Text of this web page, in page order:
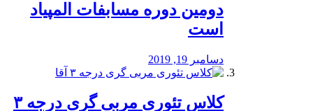
دومین دوره مسابفات المپیاد
است
دسامبر 19, 2019
کلاس تئوری مربی گری درجه ۳